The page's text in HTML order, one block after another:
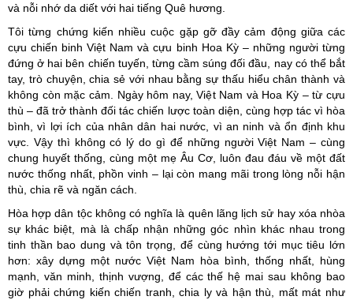
và nỗi nhớ da diết với hai tiếng Quê hương.
Tôi từng chứng kiến nhiều cuộc gặp gỡ đầy cảm động giữa các
cựu chiến binh Việt Nam và cựu binh Hoa Kỳ – những người từng
đứng ở hai bên chiến tuyến, từng cầm súng đối đầu, nay có thể bắt
tay, trò chuyện, chia sẻ với nhau bằng sự thấu hiểu chân thành và
không còn mặc cảm. Ngày hôm nay, Việt Nam và Hoa Kỳ – từ cựu
thù – đã trở thành đối tác chiến lược toàn diện, cùng hợp tác vì hòa
bình, vì lợi ích của nhân dân hai nước, vì an ninh và ổn định khu
vực. Vậy thì không có lý do gì để những người Việt Nam – cùng
chung huyết thống, cùng một mẹ Âu Cơ, luôn đau đáu về một đất
nước thống nhất, phồn vinh – lại còn mang mãi trong lòng nỗi hận
thù, chia rẽ và ngăn cách.
Hòa hợp dân tộc không có nghĩa là quên lãng lịch sử hay xóa nhòa
sự khác biệt, mà là chấp nhận những góc nhìn khác nhau trong
tinh thần bao dung và tôn trọng, để cùng hướng tới mục tiêu lớn
hơn: xây dựng một nước Việt Nam hòa bình, thống nhất, hùng
mạnh, văn minh, thịnh vượng, để các thế hệ mai sau không bao
giờ phải chứng kiến chiến tranh, chia ly và hận thù, mất mát như